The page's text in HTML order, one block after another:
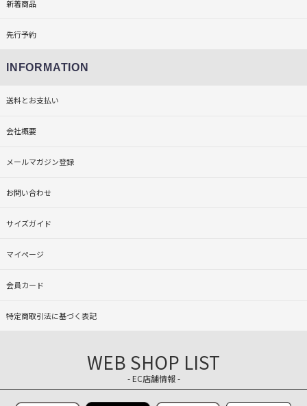
新着商品
先行予約
INFORMATION
送料とお支払い
会社概要
メールマガジン登録
お問い合わせ
サイズガイド
マイページ
会員カード
特定商取引法に基づく表記
WEB SHOP LIST
- EC店舗情報 -